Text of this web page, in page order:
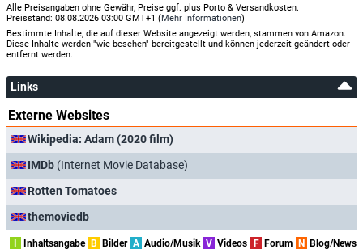
Alle Preisangaben ohne Gewähr, Preise ggf. plus Porto & Versandkosten.
Preisstand: 08.08.2026 03:00 GMT+1 (Mehr Informationen)
Bestimmte Inhalte, die auf dieser Website angezeigt werden, stammen von Amazon.
Diese Inhalte werden "wie besehen" bereitgestellt und können jederzeit geändert oder
entfernt werden.
Links
Externe Websites
Wikipedia: Adam (2020 film)
IMDb (Internet Movie Database)
Rotten Tomatoes
themoviedb
I Inhaltsangabe B Bilder A Audio/Musik V Videos F Forum N Blog/News